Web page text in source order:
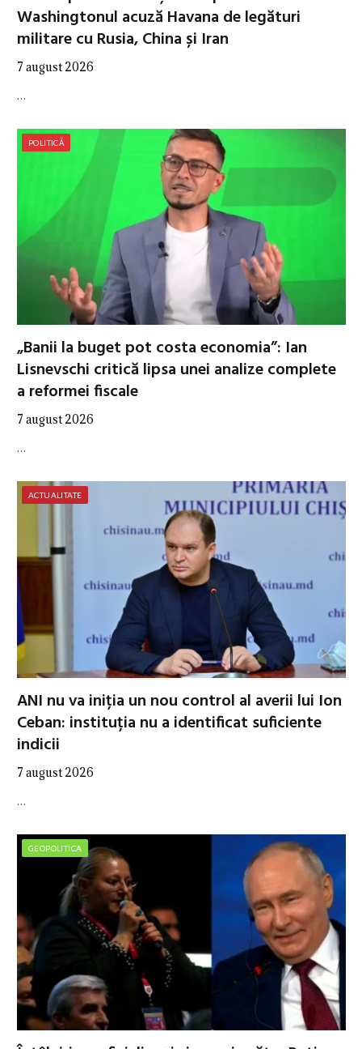
Washingtonul acuză Havana de legături
militare cu Rusia, China și Iran
7 august 2026
…
POLITICĂ
„Banii la buget pot costa economia”: Ian
Lisnevschi critică lipsa unei analize complete
a reformei fiscale
7 august 2026
…
ACTUALITATE
ANI nu va iniția un nou control al averii lui Ion
Ceban: instituția nu a identificat suficiente
indicii
7 august 2026
…
GEOPOLITICA